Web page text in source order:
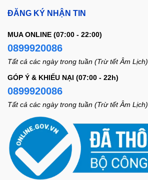
ĐĂNG KÝ NHẬN TIN
MUA ONLINE (07:00 - 22:00)
0899920086
Tất cả các ngày trong tuần (Trừ tết Âm Lịch)
GÓP Ý & KHIẾU NẠI (07:00 - 22h)
0899920086
Tất cả các ngày trong tuần (Trừ tết Âm Lịch)